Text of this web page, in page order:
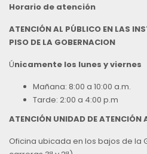
Horario de atención
ATENCIÓN AL PÚBLICO EN LAS
PISO DE LA GOBERNACION
Únicamente los lunes y viernes
Mañana: 8:00 a 10:00 a.m.
Tarde: 2:00 a 4:00 p.m
ATENCIÓN UNIDAD DE ATENCIÓN
Oficina ubicada en los bajos de la